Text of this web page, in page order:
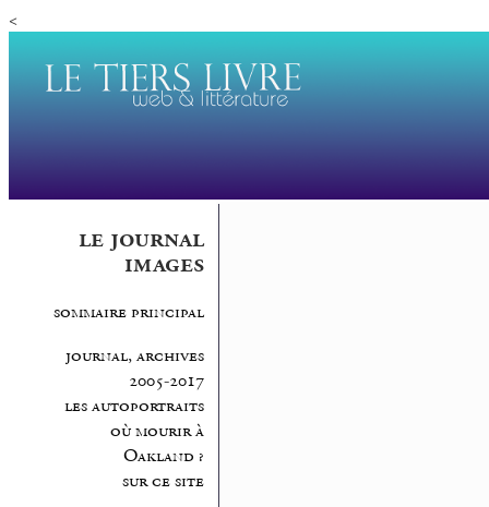
<
le journal
images
sommaire principal
journal, archives
2005-2017
les autoportraits
où mourir à
Oakland ?
sur ce site